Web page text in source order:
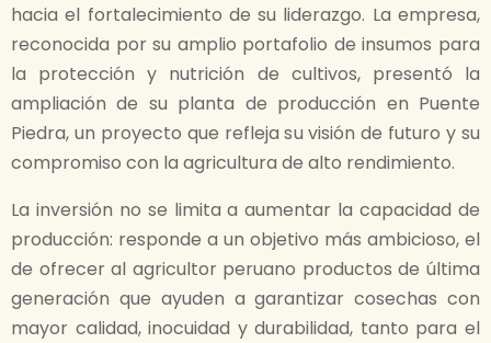
hacia el fortalecimiento de su liderazgo. La empresa,
reconocida por su amplio portafolio de insumos para
la protección y nutrición de cultivos, presentó la
ampliación de su planta de producción en Puente
Piedra, un proyecto que refleja su visión de futuro y su
compromiso con la agricultura de alto rendimiento.
La inversión no se limita a aumentar la capacidad de
producción: responde a un objetivo más ambicioso, el
de ofrecer al agricultor peruano productos de última
generación que ayuden a garantizar cosechas con
mayor calidad, inocuidad y durabilidad, tanto para el